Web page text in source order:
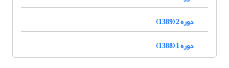
دوره 2 (1389)
دوره 1 (1388)